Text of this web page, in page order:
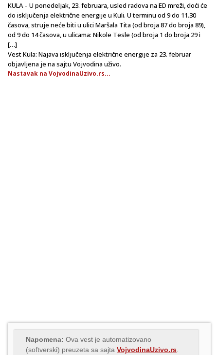
KULA – U ponedeljak, 23. februara, usled radova na ED mreži, doći će
do isključenja električne energije u Kuli. U terminu od 9 do 11.30
časova, struje neće biti u ulici Maršala Tita (od broja 87 do broja 89),
od 9 do 14 časova, u ulicama: Nikole Tesle (od broja 1 do broja 29 i
[…]
Vest Kula: Najava isključenja električne energije za 23. februar
objavljena je na sajtu Vojvodina uživo.
Nastavak na VojvodinaUzivo.rs...
Napomena: Ova vest je automatizovano
(softverski) preuzeta sa sajta VojvodinaUzivo.rs